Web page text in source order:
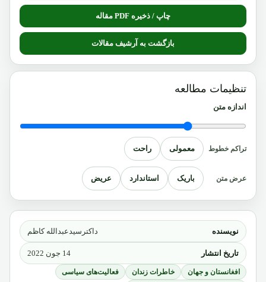
نویسنده داکترسیدعبدالله کاظم
تاریخ انتشار 14 جون 2022
افغانستان و جهان خاطرات زندان
فعالیت‌های سیاسی
چاپ / ذخیره PDF مقاله
بازگشت به آرشیف مقالات
تنظیمات مطالعه
اندازه متن
تراکم خطوط معمولی راحت
عرض متن باریک استاندارد عریض